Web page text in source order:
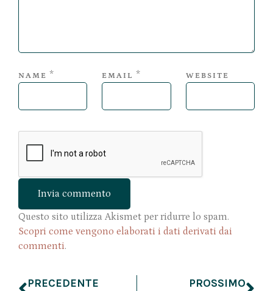
NAME * EMAIL * WEBSITE
Questo sito utilizza Akismet per ridurre lo spam.
Scopri come vengono elaborati i dati derivati dai
commenti.
PRECEDENTE PROSSIMO